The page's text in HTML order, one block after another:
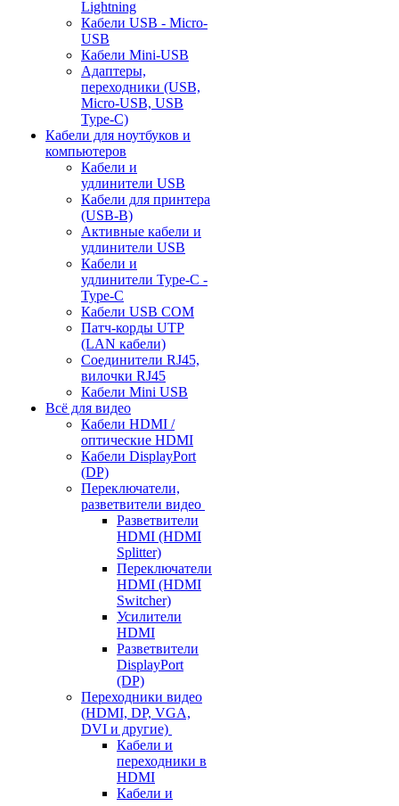
Lightning
Кабели USB - Micro-
USB
Кабели Mini-USB
Адаптеры,
переходники (USB,
Micro-USB, USB
Type-C)
Кабели для ноутбуков и
компьютеров
Кабели и
удлинители USB
Кабели для принтера
(USB-B)
Активные кабели и
удлинители USB
Кабели и
удлинители Type-C -
Type-C
Кабели USB COM
Патч-корды UTP
(LAN кабели)
Соединители RJ45,
вилочки RJ45
Кабели Mini USB
Всё для видео
Кабели HDMI /
оптические HDMI
Кабели DisplayPort
(DP)
Переключатели,
разветвители видео
Разветвители
HDMI (HDMI
Splitter)
Переключатели
HDMI (HDMI
Switcher)
Усилители
HDMI
Разветвители
DisplayPort
(DP)
Переходники видео
(HDMI, DP, VGA,
DVI и другие)
Кабели и
переходники в
HDMI
Кабели и